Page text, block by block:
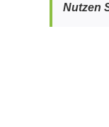
Nutzen